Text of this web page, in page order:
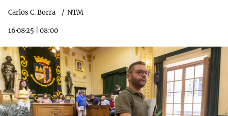
Carlos C. Borra NTM
16·08·25 08:00